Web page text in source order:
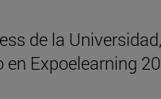
de la
Expoelearning